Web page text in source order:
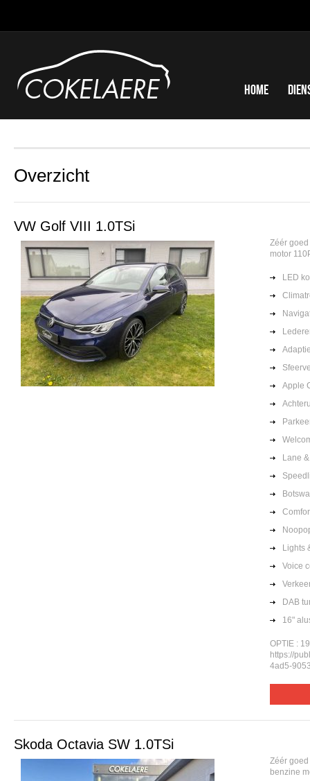
Home
Overzicht
VW Golf VIII 1.0TSi
Zéér
motor
LED
Apple
Lane
Lights
Voice
DAB
16"
OPTIE :
https://
4ad5-
Skoda Octavia SW 1.0TSi
Zéér
benzine